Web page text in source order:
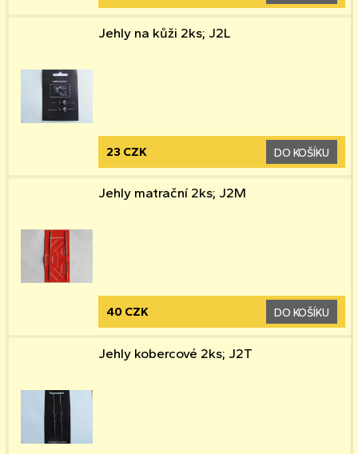
Jehly na kůži 2ks; J2L
23 CZK DO KOŠÍKU
Jehly matrační 2ks; J2M
40 CZK DO KOŠÍKU
Jehly kobercové 2ks; J2T